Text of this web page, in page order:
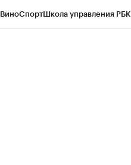
СпортШкола управления РБК